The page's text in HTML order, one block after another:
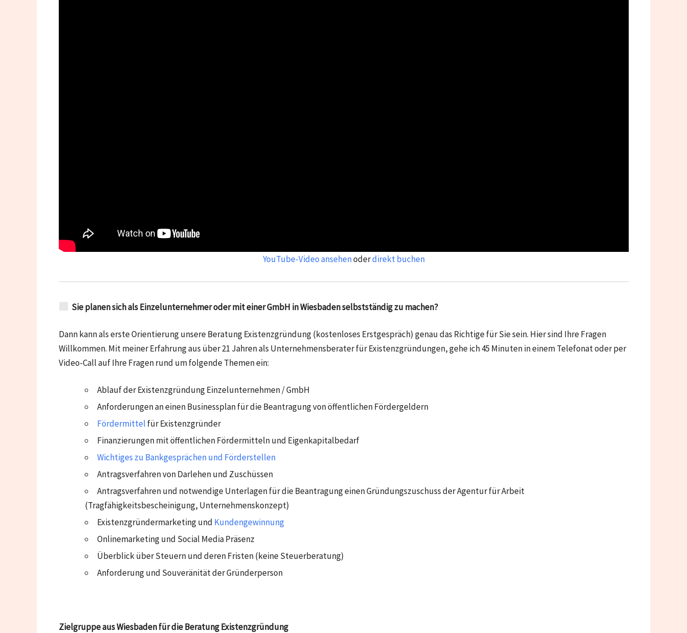
YouTube-Video ansehenoderdirekt buchen
Sie planen sich als Einzelunternehmer oder mit einer GmbH inWiesbadenselbstständig zu machen?
Dann kann als erste Orientierung unsere Beratung Existenzgründung (kostenloses Erstgespräch) genau das Richtige für Sie sein. Hier sind Ihre Fragen
Willkommen. Mit meiner Erfahrung aus über 21 Jahren als Unternehmensberater für Existenzgründungen, gehe ich 45 Minuten in einem Telefonat oder per
Video-Call auf Ihre Fragen rund um folgende Themen ein:
Ablauf der Existenzgründung Einzelunternehmen / GmbH
Anforderungen an einen Businessplan für die Beantragung von öffentlichen Fördergeldern
Fördermittel für Existenzgründer
Finanzierungen mit öffentlichen Fördermitteln und Eigenkapitalbedarf
Wichtiges zu Bankgesprächen und Förderstellen
Antragsverfahren von Darlehen und Zuschüssen
Antragsverfahren und notwendige Unterlagen für die Beantragung einen Gründungszuschuss der Agentur für Arbeit
(Tragfähigkeitsbescheinigung, Unternehmenskonzept)
Existenzgründermarketing und Kundengewinnung
Onlinemarketing und Social Media Präsenz
Überblick über Steuern und deren Fristen (keine Steuerberatung)
Anforderung und Souveränität der Gründerperson
Zielgruppe aus Wiesbaden für die Beratung Existenzgründung